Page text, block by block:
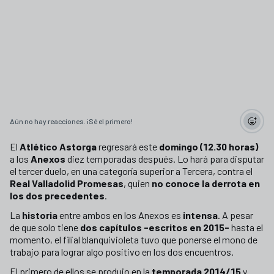
Aún no hay reacciones. ¡Sé el primero!
El Atlético Astorgaregresará este domingo (12.30 horas)
a los Anexos diez temporadas después. Lo hará para disputar
el tercer duelo, en una categoría superior a Tercera, contra el
Real Valladolid Promesas, quien no conoce la derrota en
los dos precedentes.
La historiaentre ambos en los Anexos es intensa. A pesar
de que solo tiene dos capítulos -escritos en 2015- hasta el
momento, el filial blanquivioleta tuvo que ponerse el mono de
trabajo para lograr algo positivo en los dos encuentros.
El primero de ellos se produjo en la temporada 2014/15y